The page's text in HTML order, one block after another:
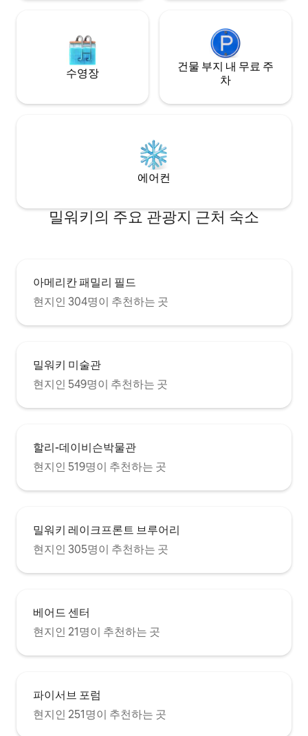
수영장
건물 부지 내 무료 주
차
에어컨
밀워키의 주요 관광지 근처 숙소
아메리칸 패밀리 필드
현지인 304명이 추천하는 곳
밀워키 미술관
현지인 549명이 추천하는 곳
할리-데이비슨박물관
현지인 519명이 추천하는 곳
밀워키 레이크프론트 브루어리
현지인 305명이 추천하는 곳
베어드 센터
현지인 21명이 추천하는 곳
파이서브 포럼
현지인 251명이 추천하는 곳